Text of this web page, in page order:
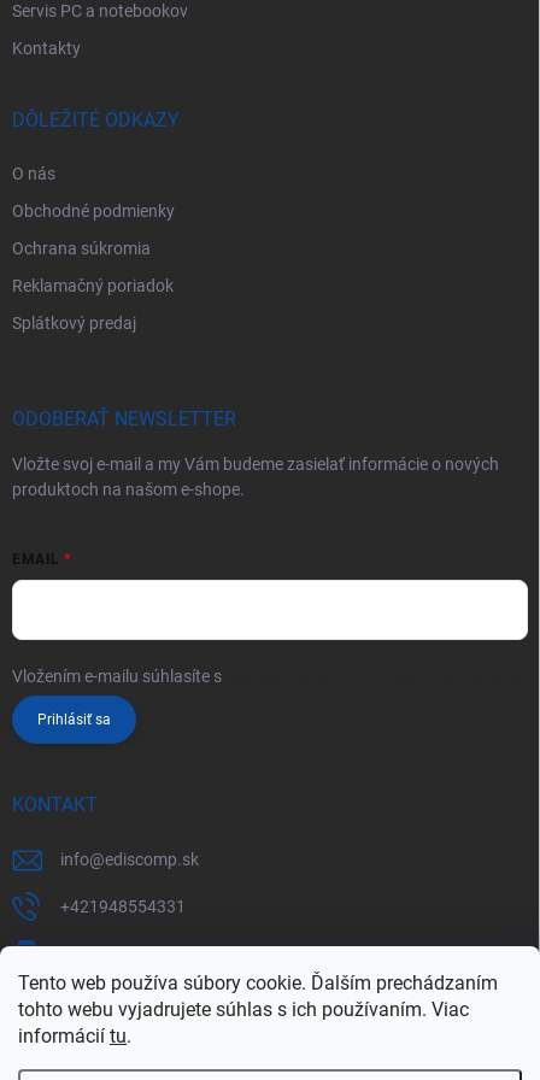
Tento web používa súbory cookie. Ďalším prechádzaním
tohto webu vyjadrujete súhlas s ich používaním. Viac
informácií tu.
Servis PC a notebookov
Kontakty
DÔLEŽITÉ ODKAZY
O nás
Obchodné podmienky
Ochrana súkromia
Reklamačný poriadok
Splátkový predaj
ODOBERAŤ NEWSLETTER
Vložte svoj e-mail a my Vám budeme zasielať informácie o nových
produktoch na našom e-shope.
EMAIL
Vložením e-mailu súhlasíte s
Prihlásiť sa
KONTAKT
info@ediscomp.sk
+421948554331